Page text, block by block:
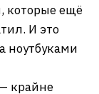
которые ещё
И это
ноутбуками
крайне